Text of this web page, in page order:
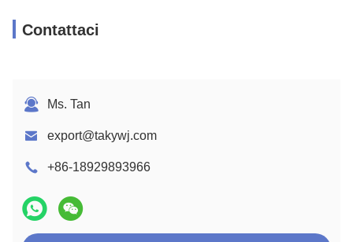
Contattaci
Ms. Tan
export@takywj.com
+86-18929893966